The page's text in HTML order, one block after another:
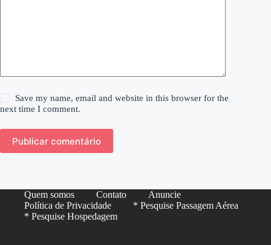
Save my name, email and website in this browser for the
next time I comment.
Publicar comentário
Quem somos Contato
Anuncie
Política de Privacidade
* Pesquise Passagem Aérea
* Pesquise Hospedagem